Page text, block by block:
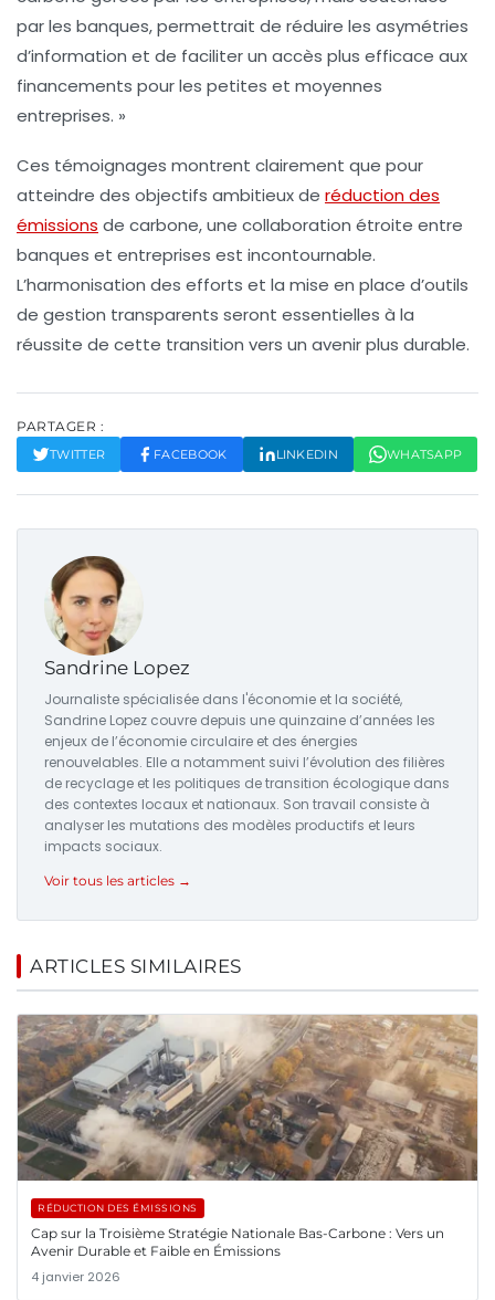
par les banques, permettrait de réduire les asymétries
d’information et de faciliter un accès plus efficace aux
financements pour les petites et moyennes
entreprises. »
Ces témoignages montrent clairement que pour
atteindre des objectifs ambitieux de réduction des
émissions de carbone, une collaboration étroite entre
banques et entreprises est incontournable.
L’harmonisation des efforts et la mise en place d’outils
de gestion transparents seront essentielles à la
réussite de cette transition vers un avenir plus durable.
PARTAGER :
TWITTER FACEBOOK LINKEDIN WHATSAPP
Sandrine Lopez
Journaliste spécialisée dans l'économie et la société,
Sandrine Lopez couvre depuis une quinzaine d’années les
enjeux de l’économie circulaire et des énergies
renouvelables. Elle a notamment suivi l’évolution des filières
de recyclage et les politiques de transition écologique dans
des contextes locaux et nationaux. Son travail consiste à
analyser les mutations des modèles productifs et leurs
impacts sociaux.
Voir tous les articles →
ARTICLES SIMILAIRES
RÉDUCTION DES ÉMISSIONS
Cap sur la Troisième Stratégie Nationale Bas-Carbone : Vers un
Avenir Durable et Faible en Émissions
4 janvier 2026